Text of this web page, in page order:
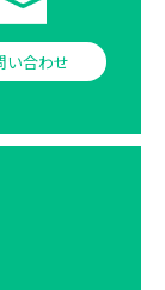
い合わせ